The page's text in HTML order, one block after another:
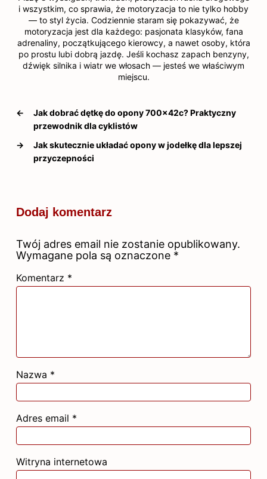
i wszystkim, co sprawia, że motoryzacja to nie tylko hobby
— to styl życia. Codziennie staram się pokazywać, że
motoryzacja jest dla każdego: pasjonata klasyków, fana
adrenaliny, początkującego kierowcy, a nawet osoby, która
po prostu lubi dobrą jazdę. Jeśli kochasz zapach benzyny,
dźwięk silnika i wiatr we włosach — jesteś we właściwym
miejscu.
←
Jak dobrać dętkę do opony 700x42c? Praktyczny
przewodnik dla cyklistów
→
Jak skutecznie układać opony w jodełkę dla lepszej
przyczepności
Dodaj komentarz
Twój adres email nie zostanie opublikowany.
Wymagane pola są oznaczone *
Komentarz *
Nazwa *
Adres email *
Witryna internetowa